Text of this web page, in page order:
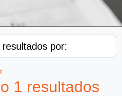
por:
1 resultados